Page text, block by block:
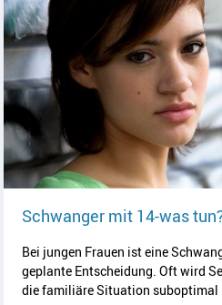
Schwanger mit 14-was
Bei jungen Frauen ist eine
geplante Entscheidung. Oft wird
die familiäre Situation suboptimal